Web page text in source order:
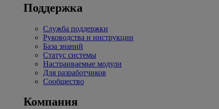
Поддержка
Служба поддержки
Руководства и инструкции
База знаний
Статус системы
Настраиваемые модули
Для разработчиков
Сообщество
Компания